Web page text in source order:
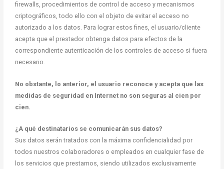
firewalls, procedimientos de control de acceso y mecanismos
criptográficos, todo ello con el objeto de evitar el acceso no
autorizado a los datos. Para lograr estos fines, el usuario/cliente
acepta que el prestador obtenga datos para efectos de la
correspondiente autenticación de los controles de acceso si fuera
necesario.
No obstante, lo anterior, el usuario reconoce y acepta que las
medidas de seguridad en Internet no son seguras al cien por
cien.
¿A qué destinatarios se comunicarán sus datos?
Sus datos serán tratados con la máxima confidencialidad por
todos nuestros colaboradores o empleados en cualquier fase de
los servicios que prestamos, siendo utilizados exclusivamente